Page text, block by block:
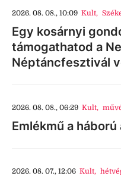
2026. 08. 08., 10:09 Kult,
Egy kosárnyi
támogathatod a
Néptáncfesztivál
2026. 08. 08., 06:29 Kult,
Emlékmű a
2026. 08. 07., 12:06 Kult,